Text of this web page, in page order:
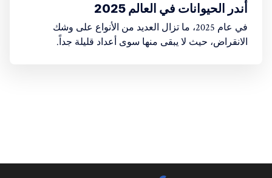
أندر الحيوانات في العالم 2025
في عام 2025، ما تزال العديد من الأنواع على وشك
الانقراض، حيث لا يبقى منها سوى أعداد قليلة جداً.